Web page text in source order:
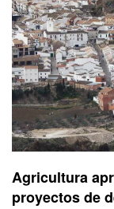
Agricultura
proyectos de